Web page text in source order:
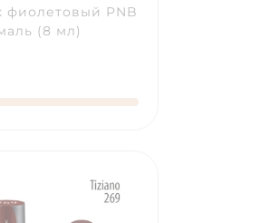
фиолетовый PNB
(8 мл)